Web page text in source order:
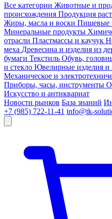
Все категории Животные и
происхождения Продукция
Жиры, масла и воски Пищевые
Минеральные продукты
отрасли Пластмассы и каучук
меха Древесина и изделия из
бумаги Текстиль Обувь,
и стекло Ювелирные изделия и
Механическое и
Приборы, часы, инструменты
Искусство и антиквариат
Новости рынков База знаний
+7 (985) 722-11-41 info@tk-